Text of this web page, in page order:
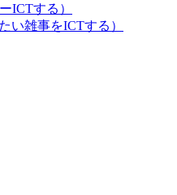
ICTする）
い雑事をICTする）